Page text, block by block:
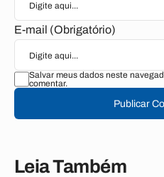
E-mail (Obrigatório)
Salvar meus dados neste
comentar.
Publicar
Leia Também